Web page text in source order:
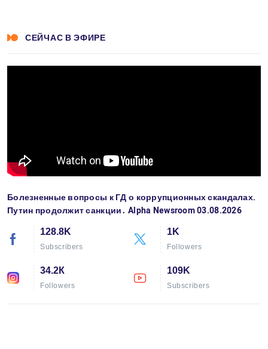
СЕЙЧАС В ЭФИРЕ
Болезненные вопросы к ГД о коррупционных скандалах.
Путин продолжит санкции․ Alpha Newsroom 03.08.2026
128.8K
Subscribers
1K
Followers
34.2К
Followers
109K
Subscribers